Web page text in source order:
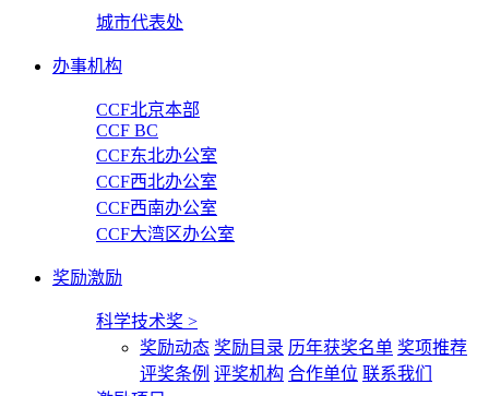
城市代表处
办事机构
CCF北京本部
CCF BC
CCF东北办公室
CCF西北办公室
CCF西南办公室
CCF大湾区办公室
奖励激励
科学技术奖 >
奖励动态 奖励目录 历年获奖名单 奖项推荐
评奖条例 评奖机构 合作单位 联系我们